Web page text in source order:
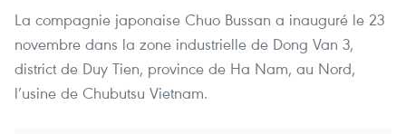
La compagnie japonaise Chuo Bussan a inauguré le 23
novembre dans la zone industrielle de Dong Van 3,
district de Duy Tien, province de Ha Nam, au Nord,
l’usine de Chubutsu Vietnam.